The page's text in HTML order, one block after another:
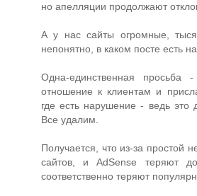
но апелляции продолжают
А у нас сайты огромные,
непонятно, в каком посте есть
Одна-единственная просьба -
отношение к клиентам и
где есть нарушение - ведь это
Все удалим.
Получается, что из-за простой
сайтов, и AdSense теряют
соответственно теряют